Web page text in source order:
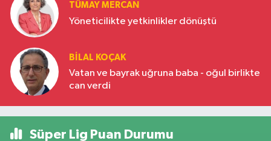
TÜMAY MERCAN
Yöneticilikte yetkinlikler dönüştü
BILAL KOÇAK
Vatan ve bayrak uğruna baba - oğul birlikte
can verdi
Süper Lig Puan Durumu